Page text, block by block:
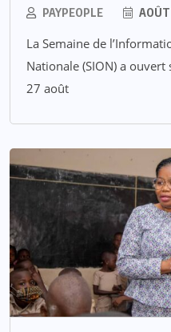
PAYPEOPLE
La Semaine de
Nationale (SION) a
27 août